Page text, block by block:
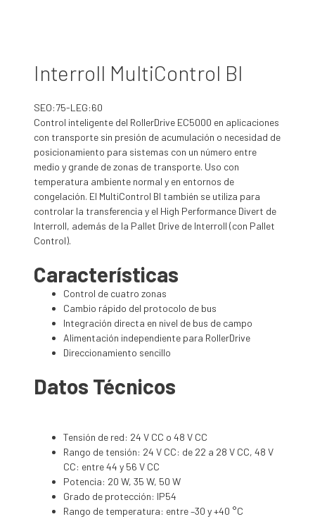
Interroll MultiControl BI
SEO:75-LEG:60
Control inteligente del RollerDrive EC5000 en aplicaciones
con transporte sin presión de acumulación o necesidad de
posicionamiento para sistemas con un número entre
medio y grande de zonas de transporte. Uso con
temperatura ambiente normal y en entornos de
congelación. El MultiControl BI también se utiliza para
controlar la transferencia y el High Performance Divert de
Interroll, además de la Pallet Drive de Interroll (con Pallet
Control).
Características
Control de cuatro zonas
Cambio rápido del protocolo de bus
Integración directa en nivel de bus de campo
Alimentación independiente para RollerDrive
Direccionamiento sencillo
Datos Técnicos
Tensión de red: 24 V CC o 48 V CC
Rango de tensión: 24 V CC: de 22 a 28 V CC, 48 V
CC: entre 44 y 56 V CC
Potencia: 20 W, 35 W, 50 W
Grado de protección: IP54
Rango de temperatura: entre –30 y +40 °C